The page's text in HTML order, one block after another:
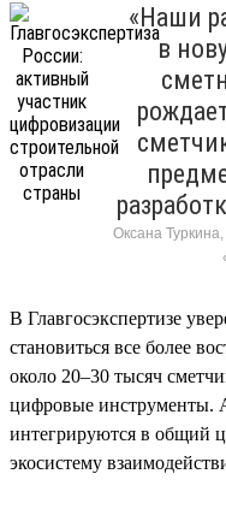
«Наши
в
Оксана
В Главгосэкспертизе
становиться все более
около 20–30 тысяч
цифровые инструменты.
интегрируются в общий
экосистему